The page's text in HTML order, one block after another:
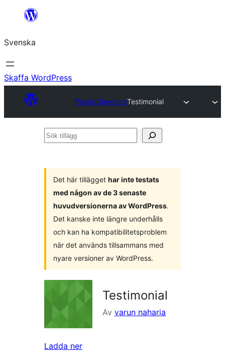
Hoppa
innehåll
Svenska
Skaffa WordPress
Plugin DirectoryTestimonial
Sök
Det här tillägget har inte testats
med någon av de 3 senaste
huvudversionerna av WordPress.
Det kanske inte längre underhålls
och kan ha kompatibilitetsproblem
när det används tillsammans med
nyare versioner av WordPress.
Testimonial
Av varun naharia
Ladda ner